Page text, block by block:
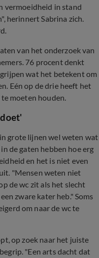
vermoeidheid in stand
herinnert Sabrina zich.
van het onderzoek van
76 procent denkt
wat het betekent om
Eén op de drie heeft het
moeten houden.
grote lijnen wel weten wat
de gaten hebben hoe erg
en het is niet even
"Mensen weten niet
de wc zit als het slecht
zware kater heb." Soms
om naar de wc te
op zoek naar het juiste
"Een arts dacht dat